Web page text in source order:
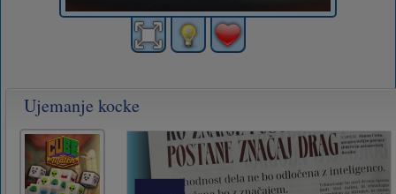
Ujemanje kocke